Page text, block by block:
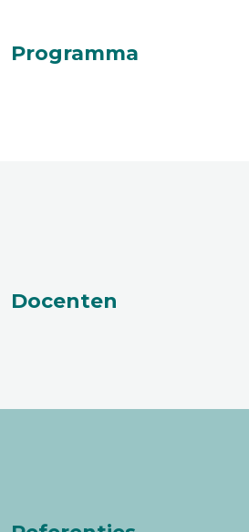
Programma
Docenten